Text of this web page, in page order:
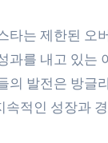
타는 제한된 오
과를 내고 있는
의 발전은 방글
속적인 성장과